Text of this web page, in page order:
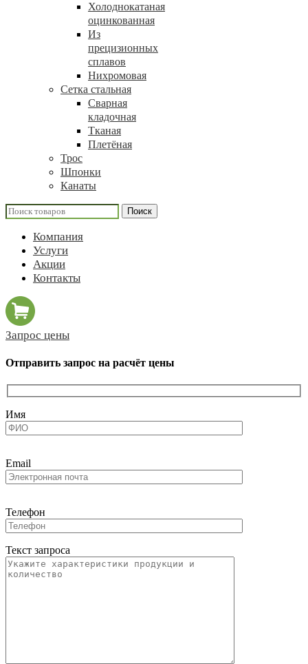
Холоднокатаная
оцинкованная
Из
прецизионных
сплавов
Нихромовая
Сетка стальная
Сварная
кладочная
Тканая
Плетёная
Трос
Шпонки
Канаты
Поиск
Компания
Услуги
Акции
Контакты
Запрос цены
Отправить запрос на расчёт цены
Имя
Email
Телефон
Текст запроса